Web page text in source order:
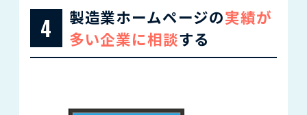
4 製造業ホームページの実績が
多い企業に相談する